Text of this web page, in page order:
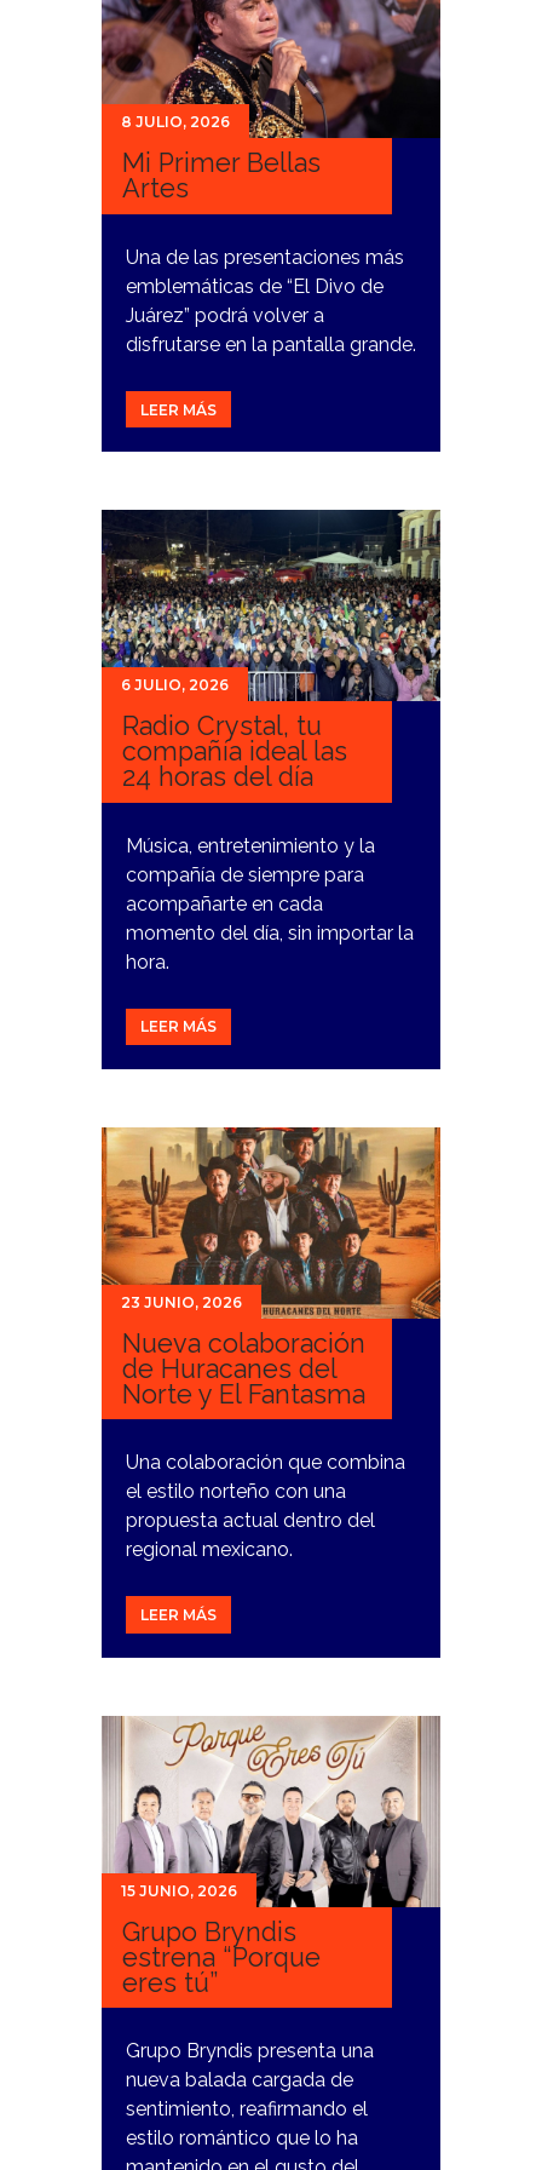
8 JULIO, 2026
Mi Primer Bellas
Artes
Una de las presentaciones más
emblemáticas de “El Divo de
Juárez” podrá volver a
disfrutarse en la pantalla grande.
LEER MÁS
6 JULIO, 2026
Radio Crystal, tu
compañía ideal las
24 horas del día
Música, entretenimiento y la
compañía de siempre para
acompañarte en cada
momento del día, sin importar la
hora.
LEER MÁS
23 JUNIO, 2026
Nueva colaboración
de Huracanes del
Norte y El Fantasma
Una colaboración que combina
el estilo norteño con una
propuesta actual dentro del
regional mexicano.
LEER MÁS
15 JUNIO, 2026
Grupo Bryndis
estrena “Porque
eres tú”
Grupo Bryndis presenta una
nueva balada cargada de
sentimiento, reafirmando el
estilo romántico que lo ha